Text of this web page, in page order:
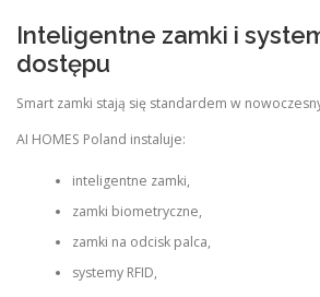
Inteligentne zamki i
dostępu
Smart zamki stają się standardem w
AI HOMES Poland instaluje:
inteligentne zamki,
zamki biometryczne,
zamki na odcisk palca,
systemy RFID,